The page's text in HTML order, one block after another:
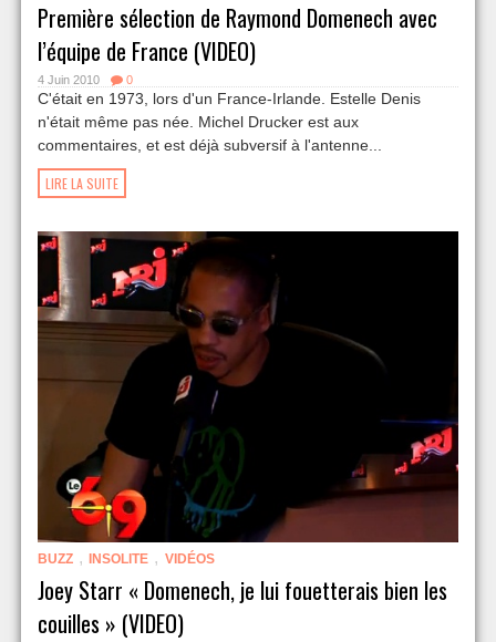
Première sélection de Raymond Domenech avec
l’équipe de France (VIDEO)
4 Juin 2010 0
C'était en 1973, lors d'un France-Irlande. Estelle Denis
n'était même pas née. Michel Drucker est aux
commentaires, et est déjà subversif à l'antenne...
LIRE LA SUITE
BUZZ , INSOLITE , VIDÉOS
Joey Starr « Domenech, je lui fouetterais bien les
couilles » (VIDEO)